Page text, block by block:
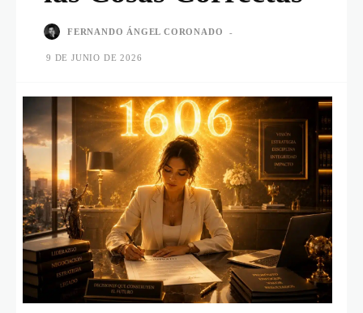
FERNANDO ÁNGEL CORONADO -
9 DE JUNIO DE 2026